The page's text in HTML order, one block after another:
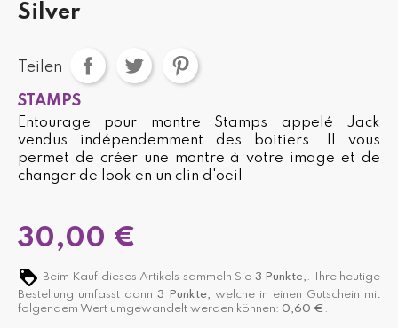
Silver
Teilen
STAMPS
Entourage pour montre Stamps appelé Jack
vendus indépendemment des boitiers. Il vous
permet de créer une montre à votre image et de
changer de look en un clin d'oeil
30,00 €
Beim Kauf dieses Artikels sammeln Sie 3 Punkte, . Ihre heutige
Bestellung umfasst dann 3 Punkte, welche in einen Gutschein mit
folgendem Wert umgewandelt werden können: 0,60 € .